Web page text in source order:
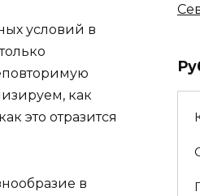
условий в
как
это отразится
в